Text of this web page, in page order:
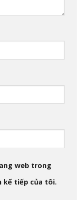
web trong
kế tiếp của tôi.